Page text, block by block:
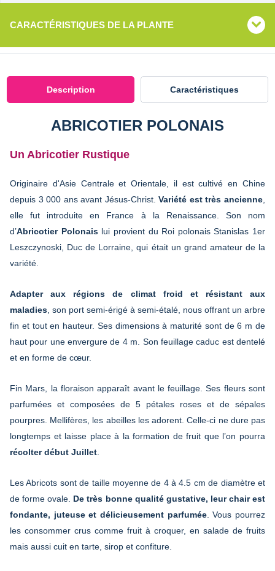
CARACTÉRISTIQUES DE LA PLANTE
Description Caractéristiques
ABRICOTIER POLONAIS
Un Abricotier Rustique
Originaire d'Asie Centrale et Orientale, il est cultivé en Chine
depuis 3 000 ans avant Jésus-Christ. Variété est très ancienne
elle fut introduite en France à la Renaissance. Son nom
d’Abricotier Polonaislui provient du Roi polonais Stanislas 1er
Leszczynoski, Duc de Lorraine, qui était un grand amateur de la
variété.
Adapter aux régions de climat froid et résistant aux
maladies , son port semi-érigé à semi-étalé, nous offrant un arbre
fin et tout en hauteur. Ses dimensions à maturité sont de 6 m de
haut pour une envergure de 4 m. Son feuillage caduc est dentelé
et en forme de cœur.
Fin Mars, la floraison apparaît avant le feuillage. Ses fleurs sont
parfumées et composées de 5 pétales roses et de sépales
pourpres. Mellifères, les abeilles les adorent. Celle-ci ne dure pas
longtemps et laisse place à la formation de fruit que l’on pourra
récolter début Juillet
Les Abricots sont de taille moyenne de 4 à 4.5 cm de diamètre et
de forme ovale. De très bonne qualité gustative, leur chair est
fondante, juteuse et délicieusement parfumée. Vous pourrez
les consommer crus comme fruit à croquer, en salade de fruits
mais aussi cuit en tarte, sirop et confiture.